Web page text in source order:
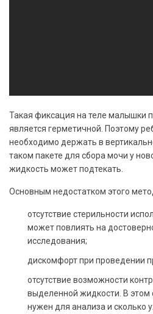
Такая фиксация на теле малышки
является герметичной. Поэтому
необходимо держать в
таком пакете для сбора мочи у
жидкость может подтекать.
Основным недостатком этого
отсутствие стерильности
может повлиять на
исследования;
дискомфорт при проведении
отсутствие возможности
выделенной жидкости. В этом
нужен для анализа и сколько